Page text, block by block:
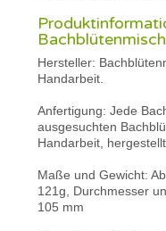
Hersteller:
Handarbeit.
Anfertigung: Jede
ausgesuchten
Handarbeit, hergestellt.
Maße und Gewicht:
121g, Durchmesser
105 mm